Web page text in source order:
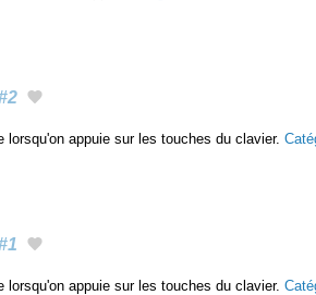
lorsqu'on appuie sur les touches du clavier.
lorsqu'on appuie sur les touches du clavier.